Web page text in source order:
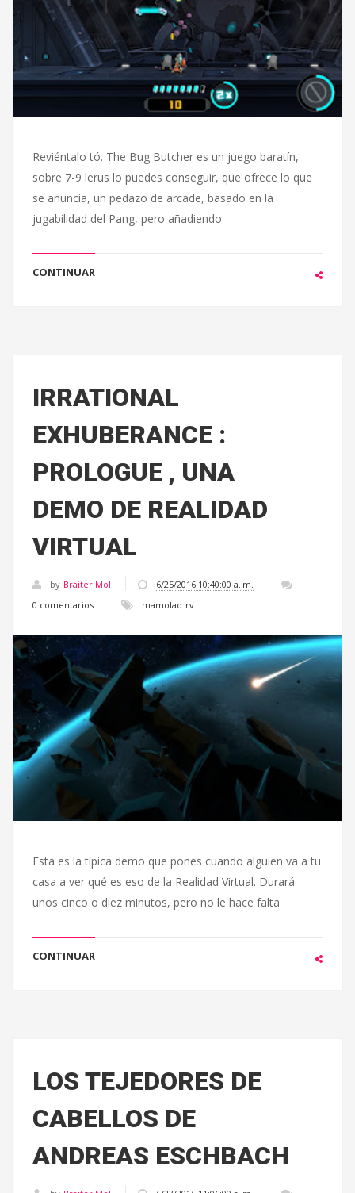
Reviéntalo tó. The Bug Butcher es un juego baratín,
sobre 7-9 lerus lo puedes conseguir, que ofrece lo que
se anuncia, un pedazo de arcade, basado en la
jugabilidad del Pang, pero añadiendo
CONTINUAR
IRRATIONAL
EXHUBERANCE :
PROLOGUE , UNA
DEMO DE REALIDAD
VIRTUAL
by Braiter Mol
6/25/2016 10:40:00 a. m.
0 comentarios
mamolao rv
Esta es la típica demo que pones cuando alguien va a tu
casa a ver qué es eso de la Realidad Virtual. Durará
unos cinco o diez minutos, pero no le hace falta
CONTINUAR
LOS TEJEDORES DE
CABELLOS DE
ANDREAS ESCHBACH